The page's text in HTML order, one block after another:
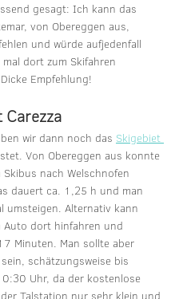
gesagt: Ich kann das
von Obereggen aus,
und würde aufjedenfall
dort zum Skifahren
Empfehlung!
wir dann noch das Skigebiet
Von Obereggen aus konnte
Skibus nach Welschnofen
dauert ca. 1,25 h und man
umsteigen. Alternativ kann
Auto dort hinfahren und
Minuten. Man sollte aber
schätzungsweise bis
Uhr, da der kostenlose